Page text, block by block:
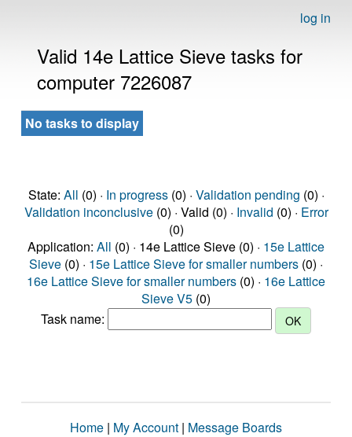
log in
Valid 14e Lattice Sieve tasks for
computer 7226087
No tasks to display
State: All (0) · In progress(0) · Validation pending (0) ·
Validation inconclusive(0) · Valid (0) · Invalid (0) · Error
(0)
Application: All (0) · 14e Lattice Sieve (0) · 15e Lattice
Sieve (0) · 15e Lattice Sieve for smaller numbers (0) ·
16e Lattice Sieve for smaller numbers (0) · 16e Lattice
Sieve V5 (0)
Task name:
Home | My Account | Message Boards